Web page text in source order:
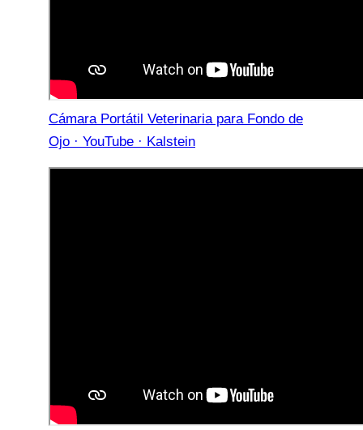
Cámara Portátil Veterinaria para Fondo de
Ojo · YouTube · Kalstein